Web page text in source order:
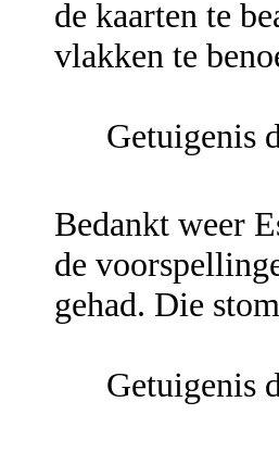
de kaarten te
vlakken te
Getuigenis
Bedankt weer
de
gehad. Die
Getuigenis